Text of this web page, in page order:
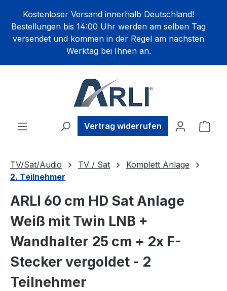
springen
Kostenloser Versand innerhalb Deutschland!
Bestellungen bis 14:00 Uhr werden am selben Tag
versendet und kommen in der Regel am nächsten
Werktag bei Ihnen an.
Vertrag widerrufen
TV/Sat/Audio TV / Sat
Komplett Anlage
2. Teilnehmer
ARLI 60 cm HD Sat Anlage
Weiß mit Twin LNB +
Wandhalter 25 cm + 2x F-
Stecker vergoldet - 2
Teilnehmer